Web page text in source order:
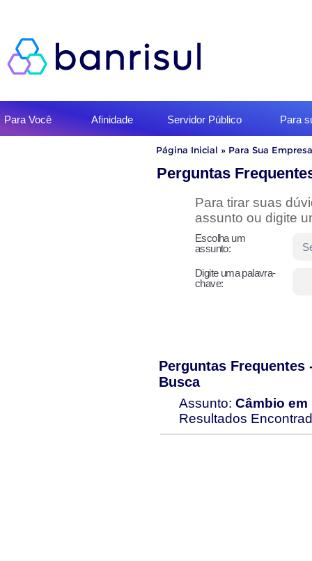
do
menu
Para Você Afinidade Servidor Público Para
Início
conteúdo
Página Inicial » Para Sua Empresa
Perguntas
Para tirar suas
assunto ou digite
Escolha um
assunto:
Digite uma palavra-
chave:
Perguntas Frequentes
Busca
Assunto: Câmbio em
Resultados